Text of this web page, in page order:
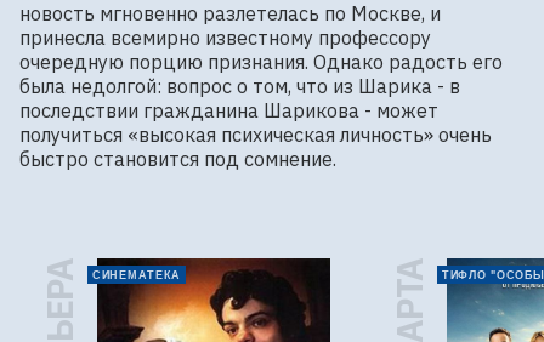
новость мгновенно разлетелась по Москве, и
принесла всемирно известному профессору
очередную порцию признания. Однако радость его
была недолгой: вопрос о том, что из Шарика - в
последствии гражданина Шарикова - может
получиться «высокая психическая личность» очень
быстро становится под сомнение.
СИНЕМАТЕКА ТИФЛО